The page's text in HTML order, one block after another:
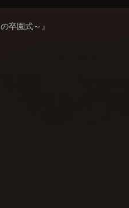
卒園式～』